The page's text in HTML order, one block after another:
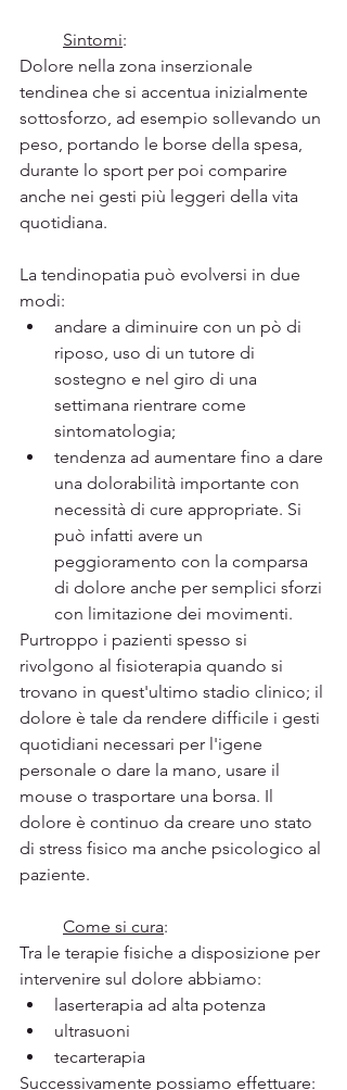
Sintomi:
Dolore nella zona inserzionale
tendinea che si accentua inizialmente
sottosforzo, ad esempio sollevando un
peso, portando le borse della spesa,
durante lo sport per poi comparire
anche nei gesti più leggeri della vita
quotidiana.
La tendinopatia può evolversi in due
modi:
andare a diminuire con un pò di
riposo, uso di un tutore di
sostegno e nel giro di una
settimana rientrare come
sintomatologia;
tendenza ad aumentare fino a dare
una dolorabilità importante con
necessità di cure appropriate. Si
può infatti avere un
peggioramento con la comparsa
di dolore anche per semplici sforzi
Purtroppo i pazienti spesso si
rivolgono al fisioterapia quando si
trovano in quest'ultimo stadio clinico; il
dolore è tale da rendere difficile i gesti
quotidiani necessari per l'igene
personale o dare la mano, usare il
mouse o trasportare una borsa. Il
dolore è continuo da creare uno stato
di stress fisico ma anche psicologico al
paziente.
Come si cura:
Tra le terapie fisiche a disposizione per
intervenire sul dolore abbiamo:
laserterapia ad alta potenza
ultrasuoni
Successivamente possiamo effettuare: